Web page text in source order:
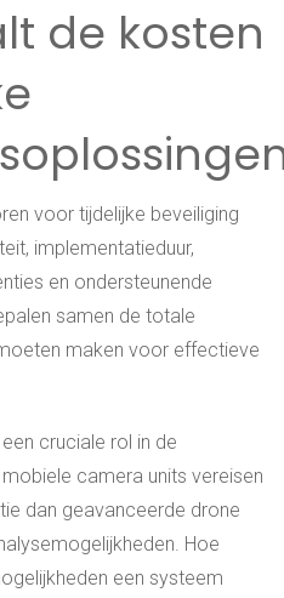
de kosten
voor tijdelijke beveiliging
implementatieduur,
en ondersteunende
samen de totale
maken voor effectieve
cruciale rol in de
camera units vereisen
dan geavanceerde drone
Hoe
een systeem